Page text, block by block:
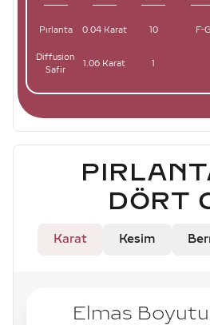
Pırlanta 0.04 Karat 10 F-G
Diffusion
Safir
1.06 Karat 1
DÖRT
Karat Kesim
Elmas